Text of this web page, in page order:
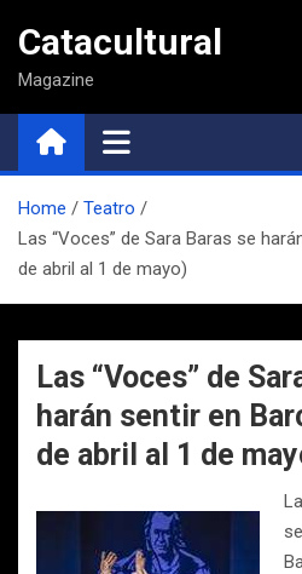
contenido
Catacultural
Magazine
Home
Teatro
Las “Voces” de Sara Baras se
de abril al 1 de mayo)
Las “Voces” de
harán sentir en
de abril al 1 de